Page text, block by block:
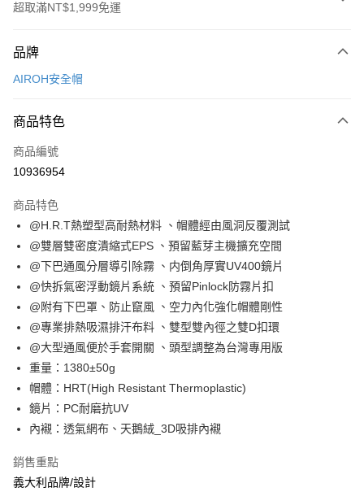
超取滿NT$1,999免運
信用卡一次付款
3 期 0 利率 每期
合作金庫商業銀行
上海商業儲蓄銀行
臺灣中小企業銀行
匯豐（台灣）商業銀行
華泰商業銀行
聯邦商業銀行
遠東國際商業銀行
元大商業銀行
永豐商業銀行
玉山商業銀行
星展（台灣）商業銀行
台灣樂天信用卡公司
超商取貨付款
LINE Pay
Apple Pay
街口支付
悠遊付
Google Pay
全盈+PAY
大哥付你分期
相關說明
【大哥付你分期使用說明】
1.本服務由台灣大哥大提供，台灣大哥大用戶可立即使用無須另外申請。
2.付款方式選擇「大哥付你分期」，訂單成立後會自動跳轉到大哥付的交易
成交易。
3.實際核准額度、可分期數及費用金額請依後續交易確認頁面所載為準。
4.訂單成立30分鐘內，如未前往確認交易或遇審核未通過，訂單將自動取
AFTEE先享後付
相關說明
AFTEE先享後付是「在收到商品之後才付款」的支付方式。 讓您購物簡單
便利好安心！
ATM付款
品牌
AIROH安全帽
商品特色
商品編號
10936954
商品特色
@H.R.T熱塑型高耐熱材料 、帽體經由風洞反覆測試
@雙層雙密度潰縮式EPS 、預留藍芽主機擴充空間
@下巴通風分層導引除霧 、内倒角厚實UV400鏡片
@快拆氣密浮動鏡片系統 、預留Pinlock防霧片扣
@附有下巴罩、防止竄風 、空力內化強化帽體剛性
@專業排熱吸濕排汗布料 、雙型雙內徑之雙D扣環
@大型通風便於手套開關 、頭型調整為台灣專用版
重量：1380±50g
帽體：HRT(High Resistant Thermoplastic)
鏡片：PC耐磨抗UV
內襯：透氣網布、天鵝絨_3D吸排內襯
銷售重點
義大利品牌/設計